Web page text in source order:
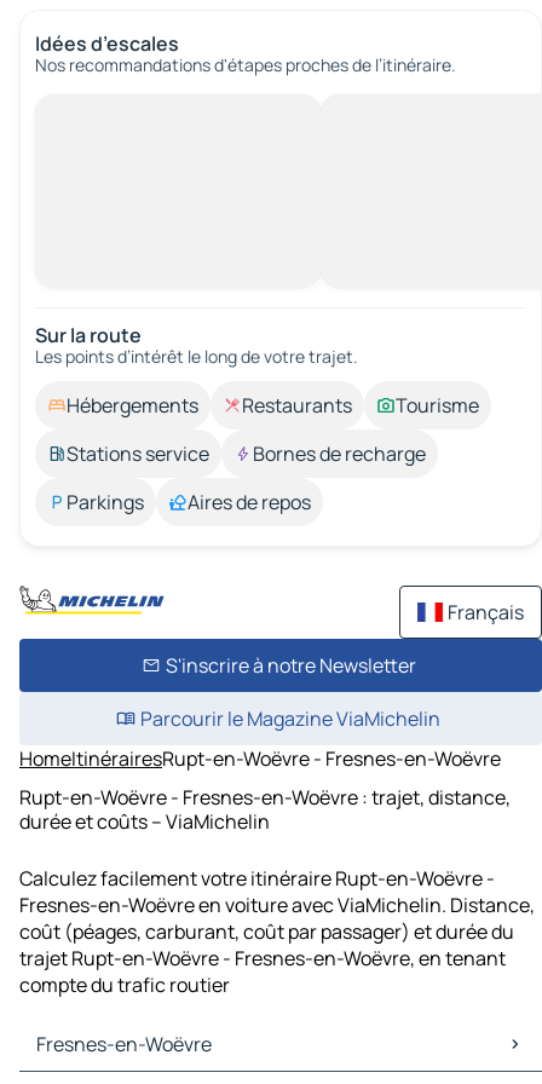
Idées d’escales
Nos recommandations d'étapes proches de l’itinéraire.
Sur la route
Les points d’intérêt le long de votre trajet.
Hébergements Restaurants
Tourisme
Stations service
Bornes de recharge
Parkings
Aires de repos
Français
S'inscrire à notre Newsletter
Parcourir le Magazine ViaMichelin
HomeItinérairesRupt-en-Woëvre - Fresnes-en-Woëvre
Rupt-en-Woëvre - Fresnes-en-Woëvre : trajet, distance,
durée et coûts – ViaMichelin
Calculez facilement votre itinéraire Rupt-en-Woëvre -
Fresnes-en-Woëvre en voiture avec ViaMichelin. Distance,
coût (péages, carburant, coût par passager) et durée du
trajet Rupt-en-Woëvre - Fresnes-en-Woëvre, en tenant
compte du trafic routier
Fresnes-en-Woëvre